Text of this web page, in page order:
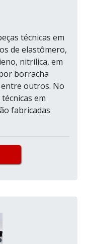
técnicas em
de elastômero,
nitrílica, em
borracha
outros. No
em
fabricadas